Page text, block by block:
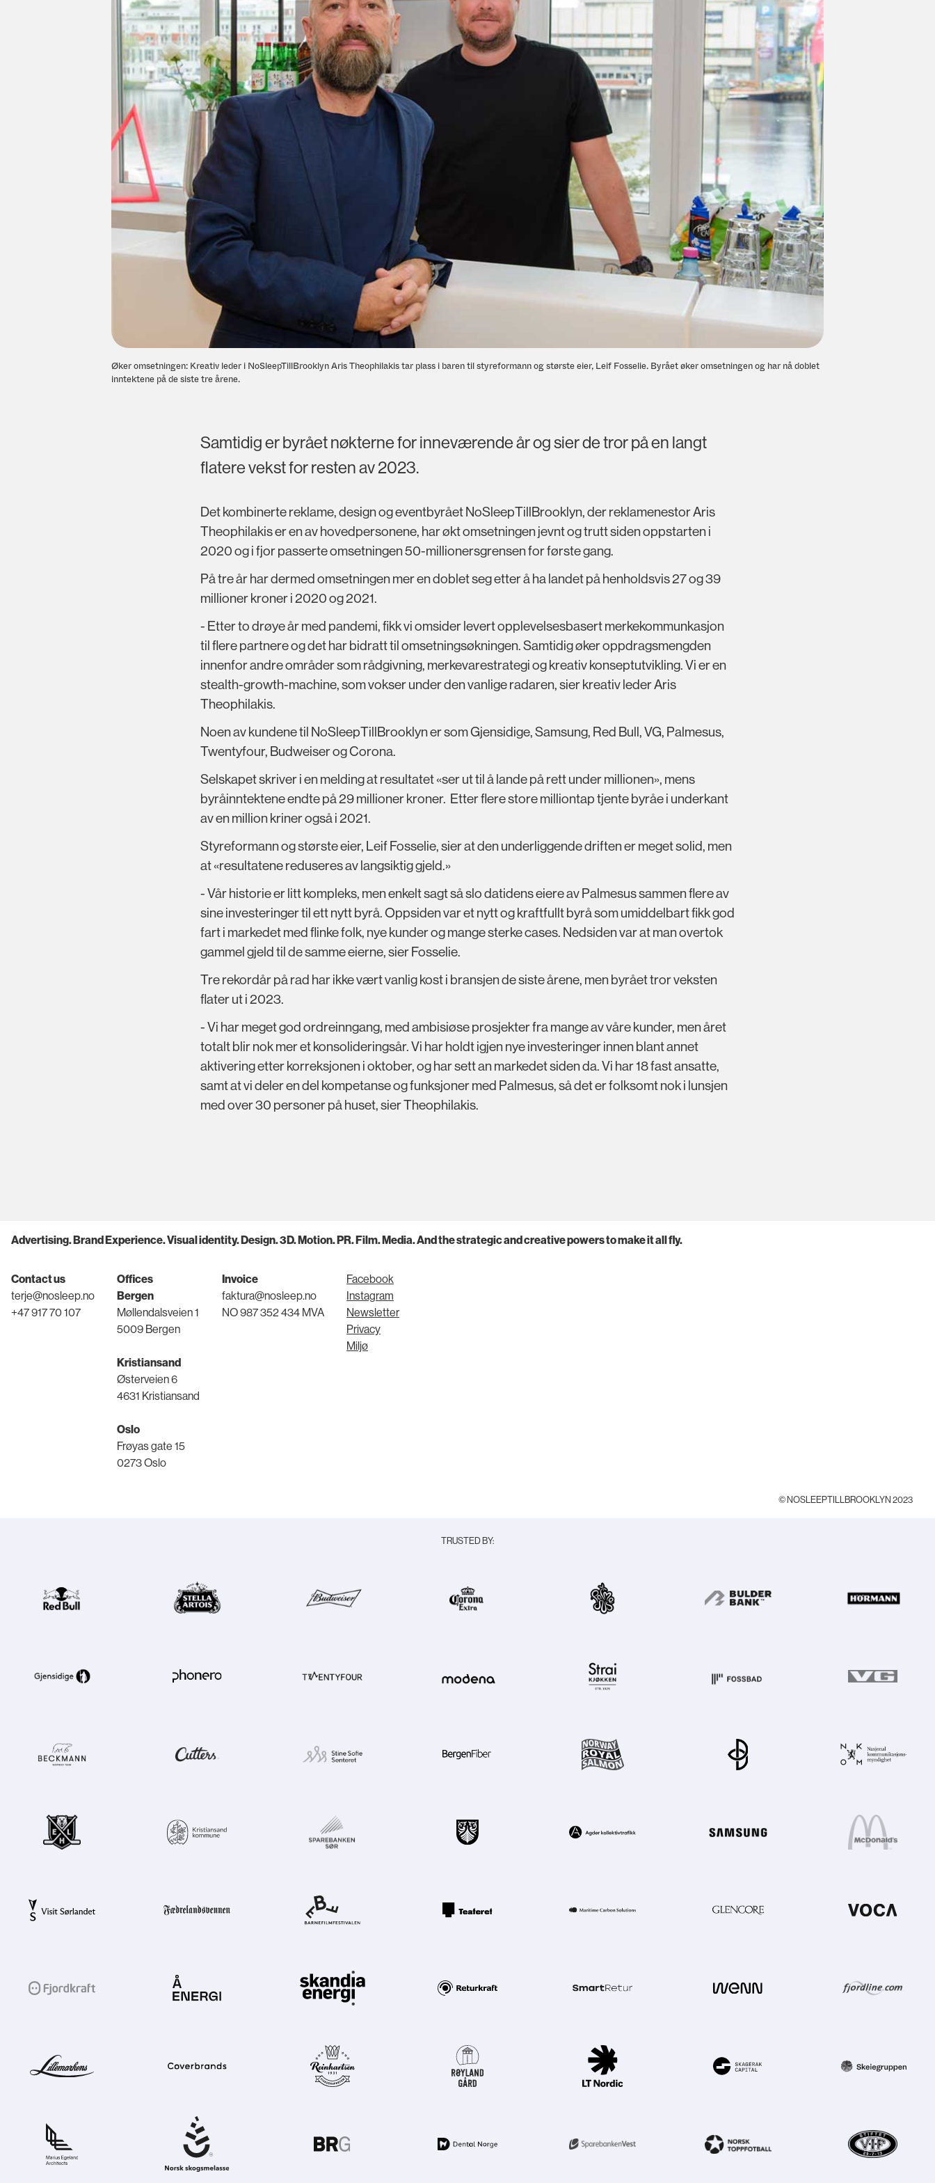
Øker omsetningen: Kreativ leder i NoSleepTillBrooklyn Aris Theophilakis tar plass i baren til styreformann og største eier, Leif Fosselie. Byrået øker omsetningen og har nå doblet
inntektene på de siste tre årene.
Samtidig er byrået nøkterne for inneværende år og sier de tror på en langt
flatere vekst for resten av 2023.
Det kombinerte reklame, design og eventbyrået NoSleepTillBrooklyn, der reklamenestor Aris
Theophilakis er en av hovedpersonene, har økt omsetningen jevnt og trutt siden oppstarten i
2020 og i fjor passerte omsetningen 50-millionersgrensen for første gang.
På tre år har dermed omsetningen mer en doblet seg etter å ha landet på henholdsvis 27 og 39
millioner kroner i 2020 og 2021.
- Etter to drøye år med pandemi, fikk vi omsider levert opplevelsesbasert merkekommunkasjon
til flere partnere og det har bidratt til omsetningsøkningen. Samtidig øker oppdragsmengden
innenfor andre områder som rådgivning, merkevarestrategi og kreativ konseptutvikling. Vi er en
stealth-growth-machine, som vokser under den vanlige radaren, sier kreativ leder Aris
Theophilakis.
Noen av kundene til NoSleepTillBrooklyn er som Gjensidige, Samsung, Red Bull, VG, Palmesus,
Twentyfour, Budweiser og Corona.
Selskapet skriver i en melding at resultatet «ser ut til å lande på rett under millionen», mens
byråinntektene endte på 29 millioner kroner. Etter flere store milliontap tjente byråe i underkant
av en million kriner også i 2021.
Styreformann og største eier, Leif Fosselie, sier at den underliggende driften er meget solid, men
at «resultatene reduseres av langsiktig gjeld.»
- Vår historie er litt kompleks, men enkelt sagt så slo datidens eiere av Palmesus sammen flere av
sine investeringer til ett nytt byrå. Oppsiden var et nytt og kraftfullt byrå som umiddelbart fikk god
fart i markedet med flinke folk, nye kunder og mange sterke cases. Nedsiden var at man overtok
gammel gjeld til de samme eierne, sier Fosselie.
Tre rekordår på rad har ikke vært vanlig kost i bransjen de siste årene, men byrået tror veksten
flater ut i 2023.
- Vi har meget god ordreinngang, med ambisiøse prosjekter fra mange av våre kunder, men året
totalt blir nok mer et konsolideringsår. Vi har holdt igjen nye investeringer innen blant annet
aktivering etter korreksjonen i oktober, og har sett an markedet siden da. Vi har 18 fast ansatte,
samt at vi deler en del kompetanse og funksjoner med Palmesus, så det er folksomt nok i lunsjen
med over 30 personer på huset, sier Theophilakis.
Advertising. Brand Experience. Visual identity. Design. 3D. Motion. PR. Film. Media. And the strategic and creative powers to make it all fly.
Contact us
terje@nosleep.no
+47 917 70 107
Offices
Bergen
Møllendalsveien 1
5009 Bergen
Kristiansand
Østerveien 6
4631 Kristiansand
Oslo
Frøyas gate 15
0273 Oslo
Invoice
faktura@nosleep.no
NO 987 352 434 MVA
Facebook
Instagram
Newsletter
Privacy
Miljø
© NOSLEEPTILLBROOKLYN 2023
TRUSTED BY: